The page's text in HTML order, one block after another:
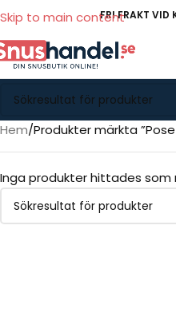
Skip to main contentFRI FRAKT VID
Hem Produkter märkta ”Pose
Inga produkter hittades